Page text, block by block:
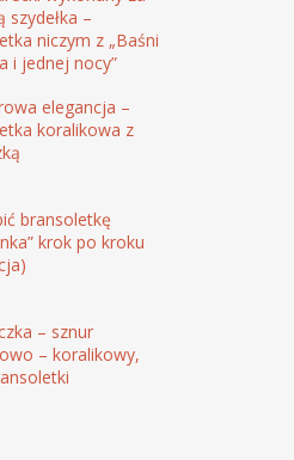
szydełka –
niczym z „Baśni
i jednej nocy”
elegancja –
koralikowa z
bransoletkę
krok po kroku
– sznur
– koralikowy,